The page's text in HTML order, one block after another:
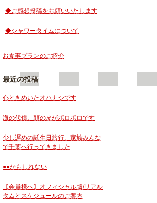
◆ご感想投稿をお願いいたします
◆シャワータイムについて
お食事プランのご紹介
最近の投稿
心ときめいたオハナシです
海の代償、顔の皮がポロポロです
少し遅めの誕生日旅行。家族みんな
で千葉へ行ってきました
●●かもしれない
【会員様へ】オフィシャル版/リアル
タムとスケジュールのご案内